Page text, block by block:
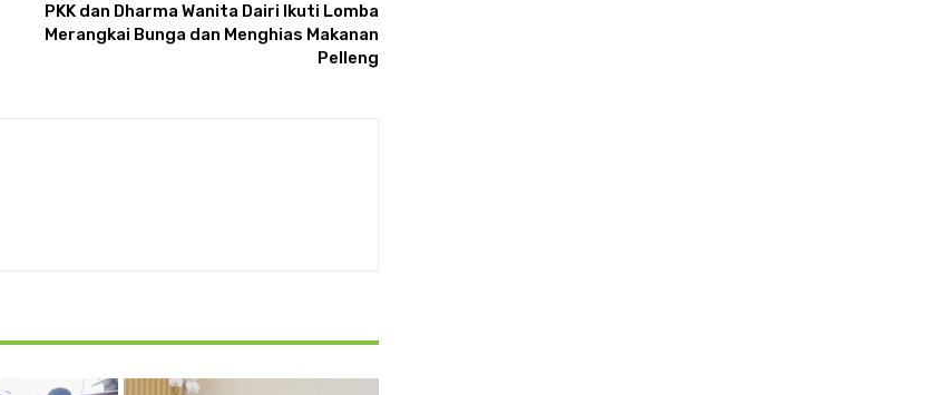
PKK dan Dharma Wanita Dairi Ikuti Lomba
Merangkai Bunga dan Menghias Makanan
Pelleng